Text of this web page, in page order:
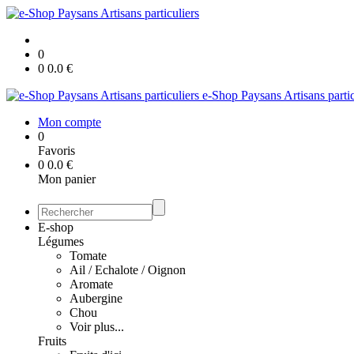
0
0 0.0 €
e-Shop Paysans Artisans
Mon compte
0
Favoris
0 0.0 €
Mon panier
E-shop
Légumes
Tomate
Ail / Echalote / Oignon
Aromate
Aubergine
Chou
Voir plus...
Fruits